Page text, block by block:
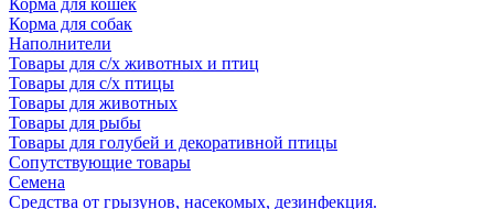
Корма для кошек
Корма для собак
Наполнители
Товары для с/х животных и птиц
Товары для с/х птицы
Товары для животных
Товары для рыбы
Товары для голубей и декоративной птицы
Сопутствующие товары
Семена
Средства от грызунов, насекомых, дезинфекция.